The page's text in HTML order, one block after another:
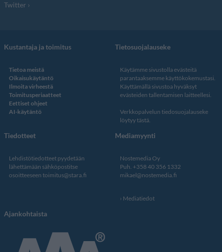
Twitter
Kustantaja ja toimitus
Tietoa meistä
Oikaisukäytäntö
Ilmoita virheestä
Toimitusperiaatteet
Eettiset ohjeet
AI-käytäntö
Tietosuojalauseke
Käytämme sivustolla evästeitä
parantaaksemme käyttökokemustasi.
Käyttämällä sivustoa hyväksyt
evästeiden tallentamisen laitteellesi.
Verkkopalvelun tiedosuojalauseke
löytyy tästä.
Tiedotteet
Lehdistötiedotteet pyydetään
lähettämään sähköpostitse
osoitteeseen toimitus@stara.fi
Mediamyynti
Nostemedia Oy
Puh. +358 40 356 1332
mikael@nostemedia.fi
Mediatiedot
Ajankohtaista